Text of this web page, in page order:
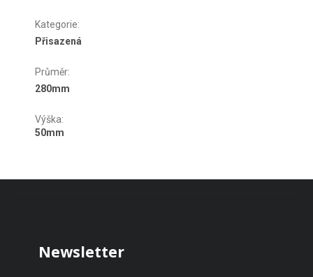
Kategorie:
Přisazená
Průměr:
280mm
Výška:
50mm
Newsletter